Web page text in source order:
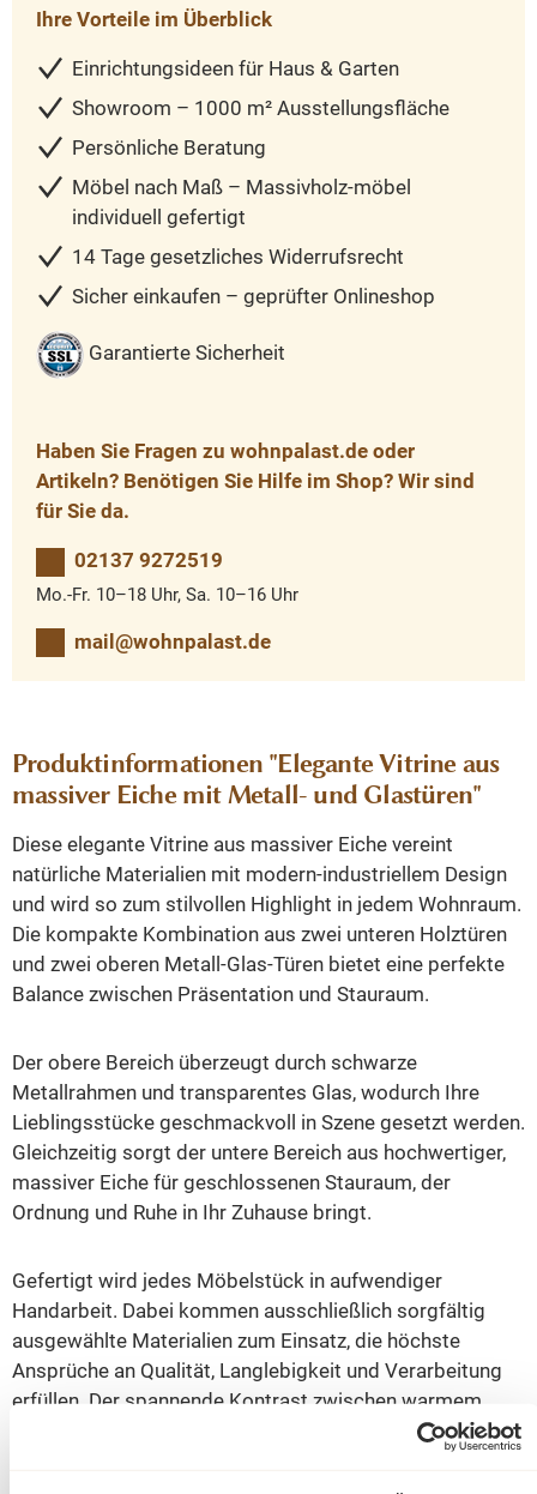
Ihre Vorteile im Überblick
Einrichtungsideen für Haus & Garten
Showroom – 1000 m² Ausstellungsfläche
Persönliche Beratung
Möbel nach Maß – Massivholz-möbel
individuell gefertigt
14 Tage gesetzliches Widerrufsrecht
Sicher einkaufen – geprüfter Onlineshop
Garantierte Sicherheit
Haben Sie Fragen zu wohnpalast.de oder
Artikeln? Benötigen Sie Hilfe im Shop? Wir sind
für Sie da.
02137 9272519
Mo.-Fr. 10–18 Uhr, Sa. 10–16 Uhr
mail@wohnpalast.de
Produktinformationen "Elegante Vitrine aus
massiver Eiche mit Metall- und Glastüren"
Diese elegante Vitrine aus massiver Eiche vereint
natürliche Materialien mit modern-industriellem Design
und wird so zum stilvollen Highlight in jedem Wohnraum.
Die kompakte Kombination aus zwei unteren Holztüren
und zwei oberen Metall-Glas-Türen bietet eine perfekte
Balance zwischen Präsentation und Stauraum.
Der obere Bereich überzeugt durch schwarze
Metallrahmen und transparentes Glas, wodurch Ihre
Lieblingsstücke geschmackvoll in Szene gesetzt werden.
Gleichzeitig sorgt der untere Bereich aus hochwertiger,
massiver Eiche für geschlossenen Stauraum, der
Ordnung und Ruhe in Ihr Zuhause bringt.
Gefertigt wird jedes Möbelstück in aufwendiger
Handarbeit. Dabei kommen ausschließlich sorgfältig
ausgewählte Materialien zum Einsatz, die höchste
Ansprüche an Qualität, Langlebigkeit und Verarbeitung
erfüllen. Der spannende Kontrast zwischen warmem
Holz und kühlem Metall macht diese Vitrine besonders